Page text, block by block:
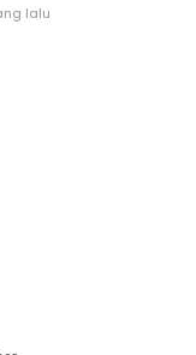
lalu